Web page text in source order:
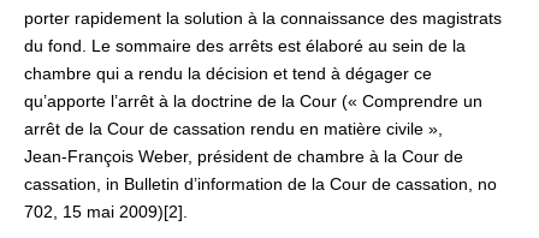
porter rapidement la solution à la connaissance des magistrats
du fond. Le sommaire des arrêts est élaboré au sein de la
chambre qui a rendu la décision et tend à dégager ce
qu’apporte l’arrêt à la doctrine de la Cour (« Comprendre un
arrêt de la Cour de cassation rendu en matière civile »,
Jean‑François Weber, président de chambre à la Cour de
cassation, in Bulletin d’information de la Cour de cassation, no
702, 15 mai 2009)[2].